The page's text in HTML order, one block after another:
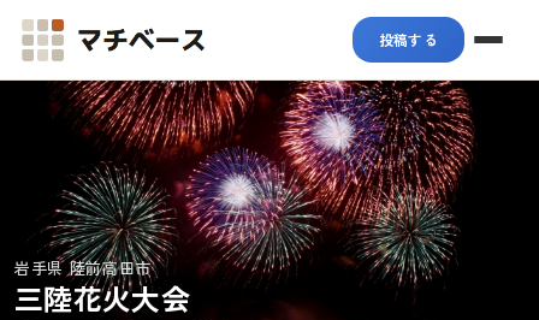
マチベース 投稿する
岩手県 陸前高田市
三陸花火大会